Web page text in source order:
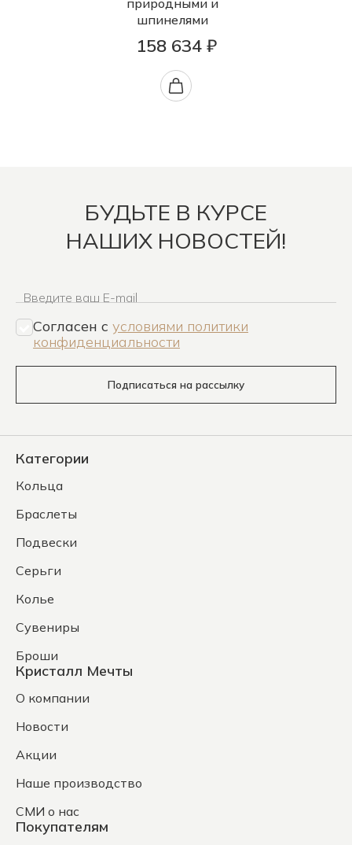
природными и
шпинелями
158 634 ₽
БУДЬТЕ В КУРСЕ
НАШИХ НОВОСТЕЙ!
Введите ваш E-mail
Согласен c условиями политики
конфиденциальности
Подписаться на рассылку
Категории
Кольца
Браслеты
Подвески
Серьги
Колье
Сувениры
Броши
Кристалл Мечты
О компании
Новости
Акции
Наше производство
СМИ о нас
Покупателям